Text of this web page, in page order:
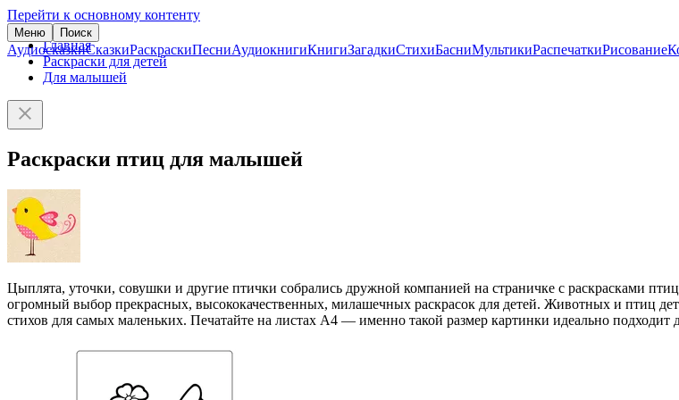
Перейти к основному контенту
Меню Поиск
АудиосказкиСказкиРаскраскиПесниАудиокнигиКнигиЗагадкиСтихиБасниМультикиРаспечаткиРисование
Главная
Раскраски для детей
Для малышей
Раскраски птиц для малышей
Цыплята, уточки, совушки и другие птички собрались дружной компанией на страничке с раскрасками
огромный выбор прекрасных, высококачественных, милашечных раскрасок для детей. Животных и птиц
стихов для самых маленьких. Печатайте на листах А4 — именно такой размер картинки идеально